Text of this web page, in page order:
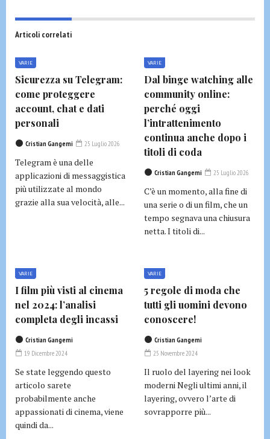
Articoli correlati
VARIE
Sicurezza su Telegram:
come proteggere
account, chat e dati
personali
Cristian Gangemi 25 Luglio 2026
Telegram è una delle
applicazioni di messaggistica
più utilizzate al mondo
grazie alla sua velocità, alle...
VARIE
Dal binge watching alle
community online:
perché oggi
l’intrattenimento
continua anche dopo i
titoli di coda
Cristian Gangemi 25 Luglio 2026
C’è un momento, alla fine di
una serie o di un film, che un
tempo segnava una chiusura
netta. I titoli di...
VARIE
I film più visti al cinema
nel 2024: l’analisi
completa degli incassi
Cristian Gangemi
19 Dicembre 2024
Se state leggendo questo
articolo sarete
probabilmente anche
appassionati di cinema, viene
quindi da...
VARIE
5 regole di moda che
tutti gli uomini devono
conoscere!
Cristian Gangemi
25 Novembre 2024
Il ruolo del layering nei look
moderni Negli ultimi anni, il
layering, ovvero l’arte di
sovrapporre più...